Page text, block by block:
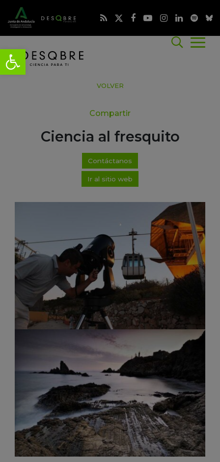
VOLVER
Compartir
Ciencia al fresquito
Contáctanos
Ir al sitio web